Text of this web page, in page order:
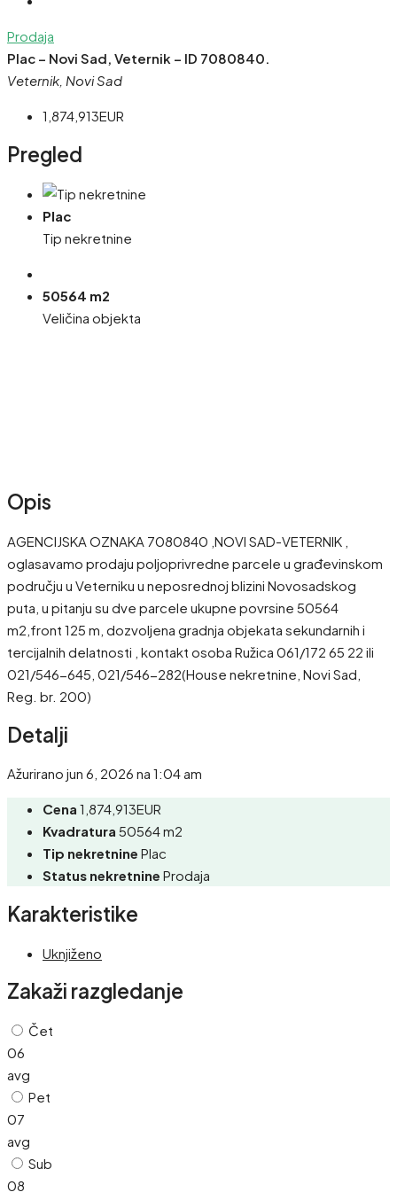
Prodaja
Plac – Novi Sad, Veternik – ID 7080840.
Veternik, Novi Sad
1,874,913EUR
Pregled
Plac
Tip nekretnine
50564 m2
Veličina objekta
Opis
AGENCIJSKA OZNAKA 7080840 ,NOVI SAD-VETERNIK ,
oglasavamo prodaju poljoprivredne parcele u građevinskom
području u Veterniku u neposrednoj blizini Novosadskog
puta, u pitanju su dve parcele ukupne povrsine 50564
m2,front 125 m, dozvoljena gradnja objekata sekundarnih i
tercijalnih delatnosti , kontakt osoba Ružica 061/172 65 22 ili
021/546-645, 021/546-282(House nekretnine, Novi Sad,
Reg. br. 200)
Detalji
Ažurirano jun 6, 2026 na 1:04 am
Cena 1,874,913EUR
Kvadratura 50564 m2
Tip nekretnine Plac
Status nekretnine Prodaja
Karakteristike
Uknjiženo
Zakaži razgledanje
Čet
06
avg
Pet
07
avg
Sub
08